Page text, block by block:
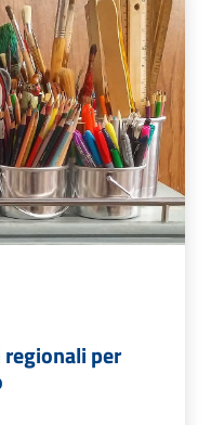
per